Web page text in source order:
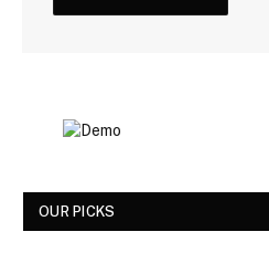
OUR PICKS